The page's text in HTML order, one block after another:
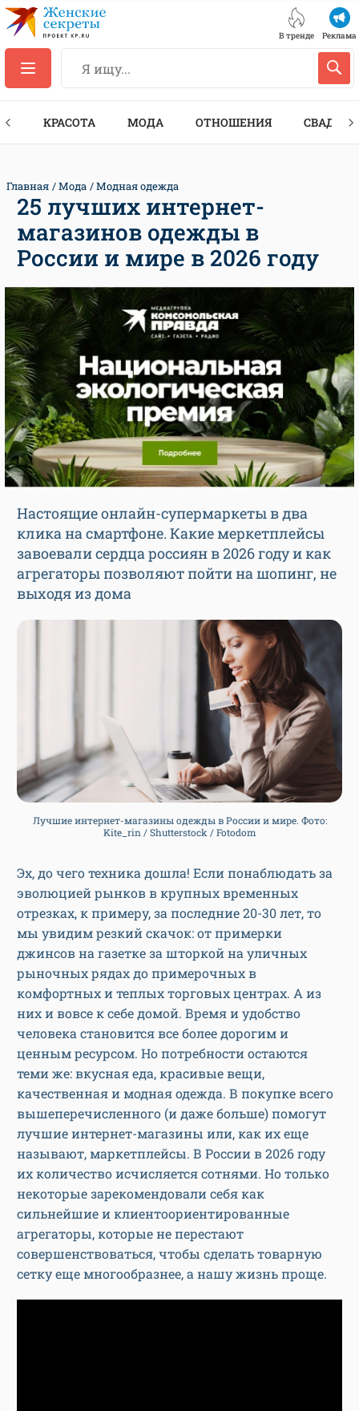
В тренде Реклама
КРАСОТА МОДА ОТНОШЕНИЯ СВАДЬБА
Главная Мода Модная одежда
25 лучших интернет-
магазинов одежды в
России и мире в 2026 году
Настоящие онлайн-супермаркеты в два
клика на смартфоне. Какие меркетплейсы
завоевали сердца россиян в 2026 году и как
агрегаторы позволяют пойти на шопинг, не
выходя из дома
Лучшие интернет-магазины одежды в России и мире. Фото:
Kite_rin / Shutterstock / Fotodom
Эх, до чего техника дошла! Если понаблюдать за
эволюцией рынков в крупных временных
отрезках, к примеру, за последние 20-30 лет, то
мы увидим резкий скачок: от примерки
джинсов на газетке за шторкой на уличных
рыночных рядах до примерочных в
комфортных и теплых торговых центрах. А из
них и вовсе к себе домой. Время и удобство
человека становится все более дорогим и
ценным ресурсом. Но потребности остаются
теми же: вкусная еда, красивые вещи,
качественная и модная одежда. В покупке всего
вышеперечисленного (и даже больше) помогут
лучшие интернет-магазины или, как их еще
называют, маркетплейсы. В России в 2026 году
их количество исчисляется сотнями. Но только
некоторые зарекомендовали себя как
сильнейшие и клиентоориентированные
агрегаторы, которые не перестают
совершенствоваться, чтобы сделать товарную
сетку еще многообразнее, а нашу жизнь проще.